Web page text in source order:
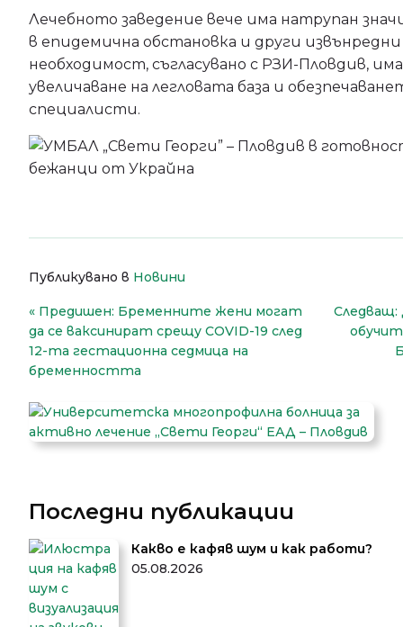
Лечебното заведение вече има натрупан
в епидемична обстановка и други
необходимост, съгласувано с РЗИ-Пловдив,
увеличаване на легловата база и
специалисти.
Публикувано в Новини
Навигация
Предишен: Бременните жени могат
да се ваксинират срещу COVID-19 след
12-та гестационна седмица на
бременността
Следващ:
Последни публикации
Какво е кафяв шум и как работи?
05.08.2026